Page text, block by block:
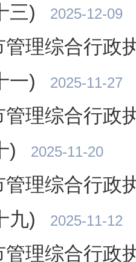
三)
2025-12-09
管理综合行政
一)
2025-11-27
管理综合行政
)
2025-11-20
管理综合行政
九)
2025-11-12
管理综合行政